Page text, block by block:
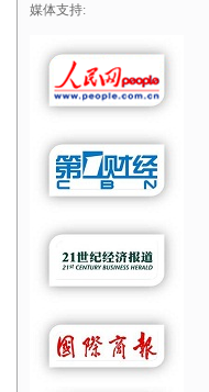
媒体支持: